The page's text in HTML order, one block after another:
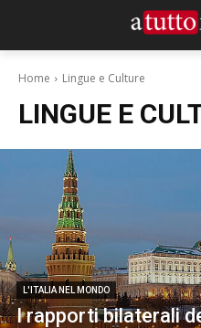
Home Lingue e Culture
LINGUE E
L'ITALIA NEL MONDO
I rapporti bilaterali